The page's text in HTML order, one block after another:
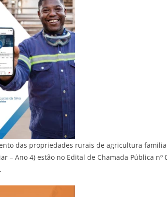
das propriedades rurais de agricultura
– Ano 4) estão no Edital de Chamada Pública